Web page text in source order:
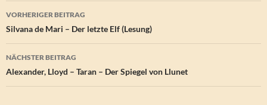
Beitragsnavigation
VORHERIGER BEITRAG
Silvana de Mari – Der letzte Elf (Lesung)
NÄCHSTER BEITRAG
Alexander, Lloyd – Taran – Der Spiegel von Llunet